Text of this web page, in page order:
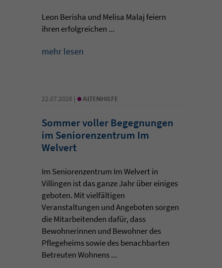
Leon Berisha und Melisa Malaj feiern
ihren erfolgreichen ...
mehr lesen
22.07.2026 | • ALTENHILFE
Sommer voller Begegnungen
im Seniorenzentrum Im
Welvert
Im Seniorenzentrum Im Welvert in
Villingen ist das ganze Jahr über einiges
geboten. Mit vielfältigen
Veranstaltungen und Angeboten sorgen
die Mitarbeitenden dafür, dass
Bewohnerinnen und Bewohner des
Pflegeheims sowie des benachbarten
Betreuten Wohnens ...